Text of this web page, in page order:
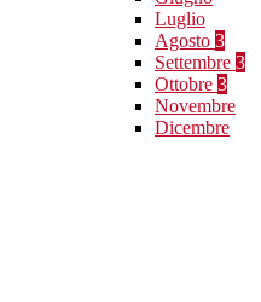
Luglio
Agosto 3
Settembre 3
Ottobre 3
Novembre
Dicembre